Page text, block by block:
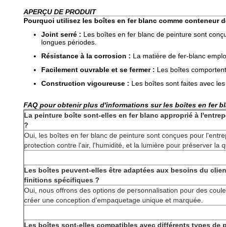
APERÇU DE PRODUIT
Pourquoi utilisez les boîtes en fer blanc comme conteneur
Joint serré : Les boîtes en fer blanc de peinture sont
longues périodes.
Résistance à la corrosion : La matière de fer-blanc
Facilement ouvrable et se fermer : Les boîtes
Construction vigoureuse : Les boîtes sont faites avec
FAQ pour obtenir plus d'informations sur les boîtes en fer
La peinture boîte sont-elles en fer blanc approprié à
?
Oui, les boîtes en fer blanc de peinture sont conçues pour
protection contre l'air, l'humidité, et la lumière pour préserver la
Les boîtes peuvent-elles être adaptées aux besoins du
finitions spécifiques ?
Oui, nous offrons des options de personnalisation pour des
créer une conception d'empaquetage unique et marquée.
Les boîtes sont-elles compatibles avec différents types de